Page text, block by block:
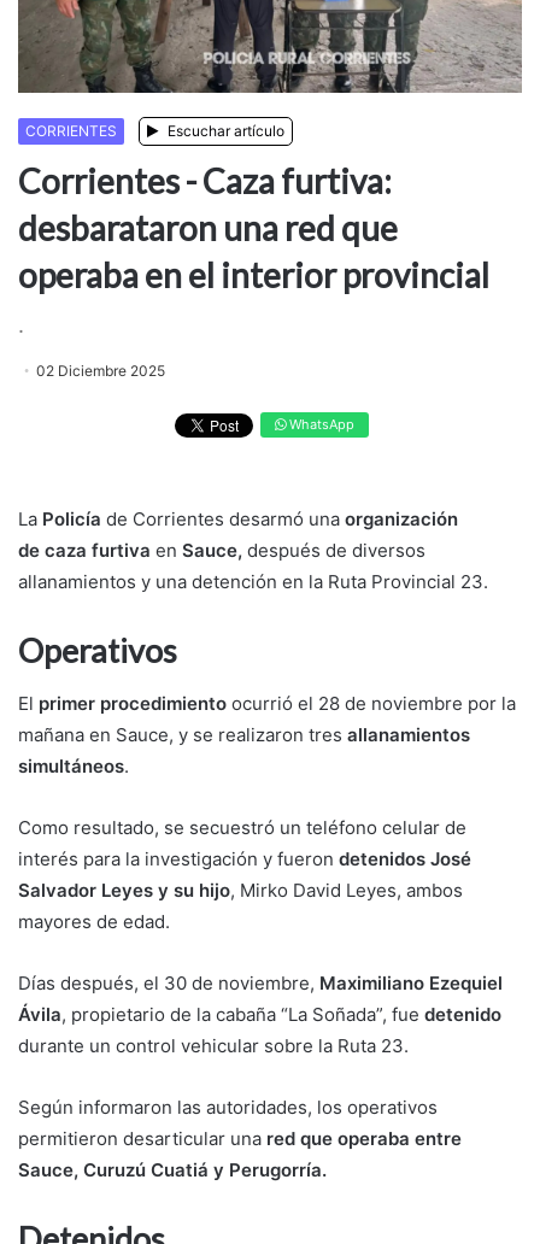
CORRIENTES Escuchar artículo
Corrientes - Caza furtiva:
desbarataron una red que
operaba en el interior provincial
.
02 Diciembre 2025
WhatsApp
La Policía de Corrientes desarmó una organización
de caza furtiva en Sauce, después de diversos
allanamientos y una detención en la Ruta Provincial 23.
Operativos
El primer procedimiento ocurrió el 28 de noviembre por la
mañana en Sauce, y se realizaron tres allanamientos
simultáneos.
Como resultado, se secuestró un teléfono celular de
interés para la investigación y fueron detenidos José
Salvador Leyes y su hijo, Mirko David Leyes, ambos
mayores de edad.
Días después, el 30 de noviembre, Maximiliano Ezequiel
Ávila, propietario de la cabaña “La Soñada”, fue detenido
durante un control vehicular sobre la Ruta 23.
Según informaron las autoridades, los operativos
permitieron desarticular una red que operaba entre
Sauce, Curuzú Cuatiá y Perugorría.